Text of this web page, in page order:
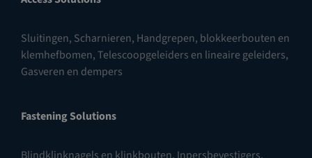
Sluitingen, Scharnieren, Handgrepen, blokkeerbouten en
klemhefbomen,Telescoopgeleiders en lineaire geleiders,
Gasveren en dempers
Fastening Solutions